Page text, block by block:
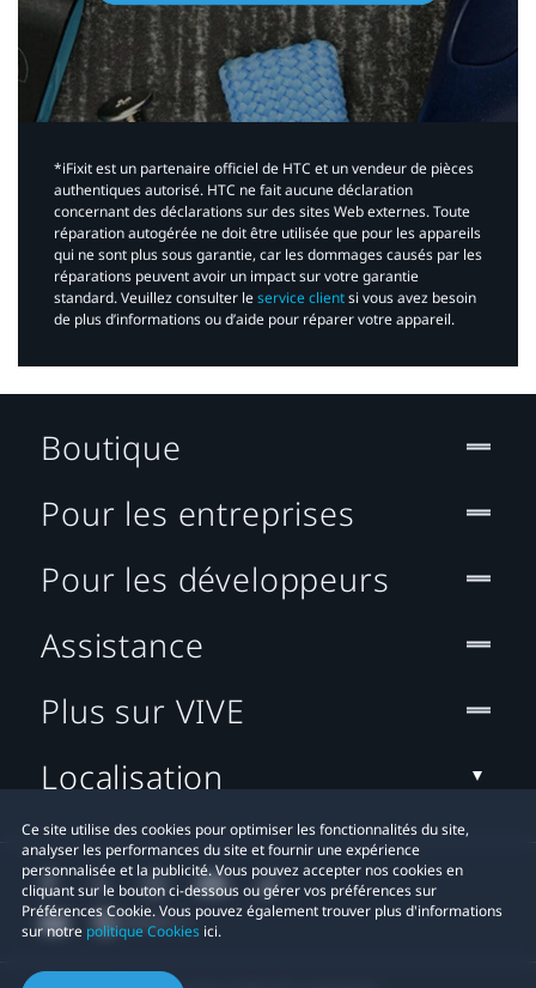
*iFixit est un partenaire officiel de HTC et un vendeur de pièces
authentiques autorisé. HTC ne fait aucune déclaration
concernant des déclarations sur des sites Web externes. Toute
réparation autogérée ne doit être utilisée que pour les appareils
qui ne sont plus sous garantie, car les dommages causés par les
réparations peuvent avoir un impact sur votre garantie
standard. Veuillez consulter leservice clientsi vous avez besoin
de plus d’informations ou d’aide pour réparer votre appareil.​
Ce site utilise des cookies pour optimiser les fonctionnalités du site,
analyser les performances du site et fournir une expérience
personnalisée et la publicité. Vous pouvez accepter nos cookies en
cliquant sur le bouton ci-dessous ou gérer vos préférences sur
Préférences Cookie. Vous pouvez également trouver plus d'informations
sur notre politique Cookies ici.
Boutique
Pour les entreprises
Pour les développeurs
Assistance
Plus sur VIVE
Localisation